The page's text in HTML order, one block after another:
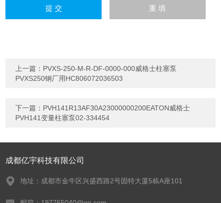
上一篇： PVXS-250-M-R-DF-0000-000威格士柱塞泵
PVXS250钢厂用HC806072036503
下一篇： PVH141R13AF30A23000000200EATON威格士
PVH141变量柱塞泵02-334454
成都亿宇科技有限公司
地址：成都市金牛区兴盛西路2号固特大厦5栋A座101